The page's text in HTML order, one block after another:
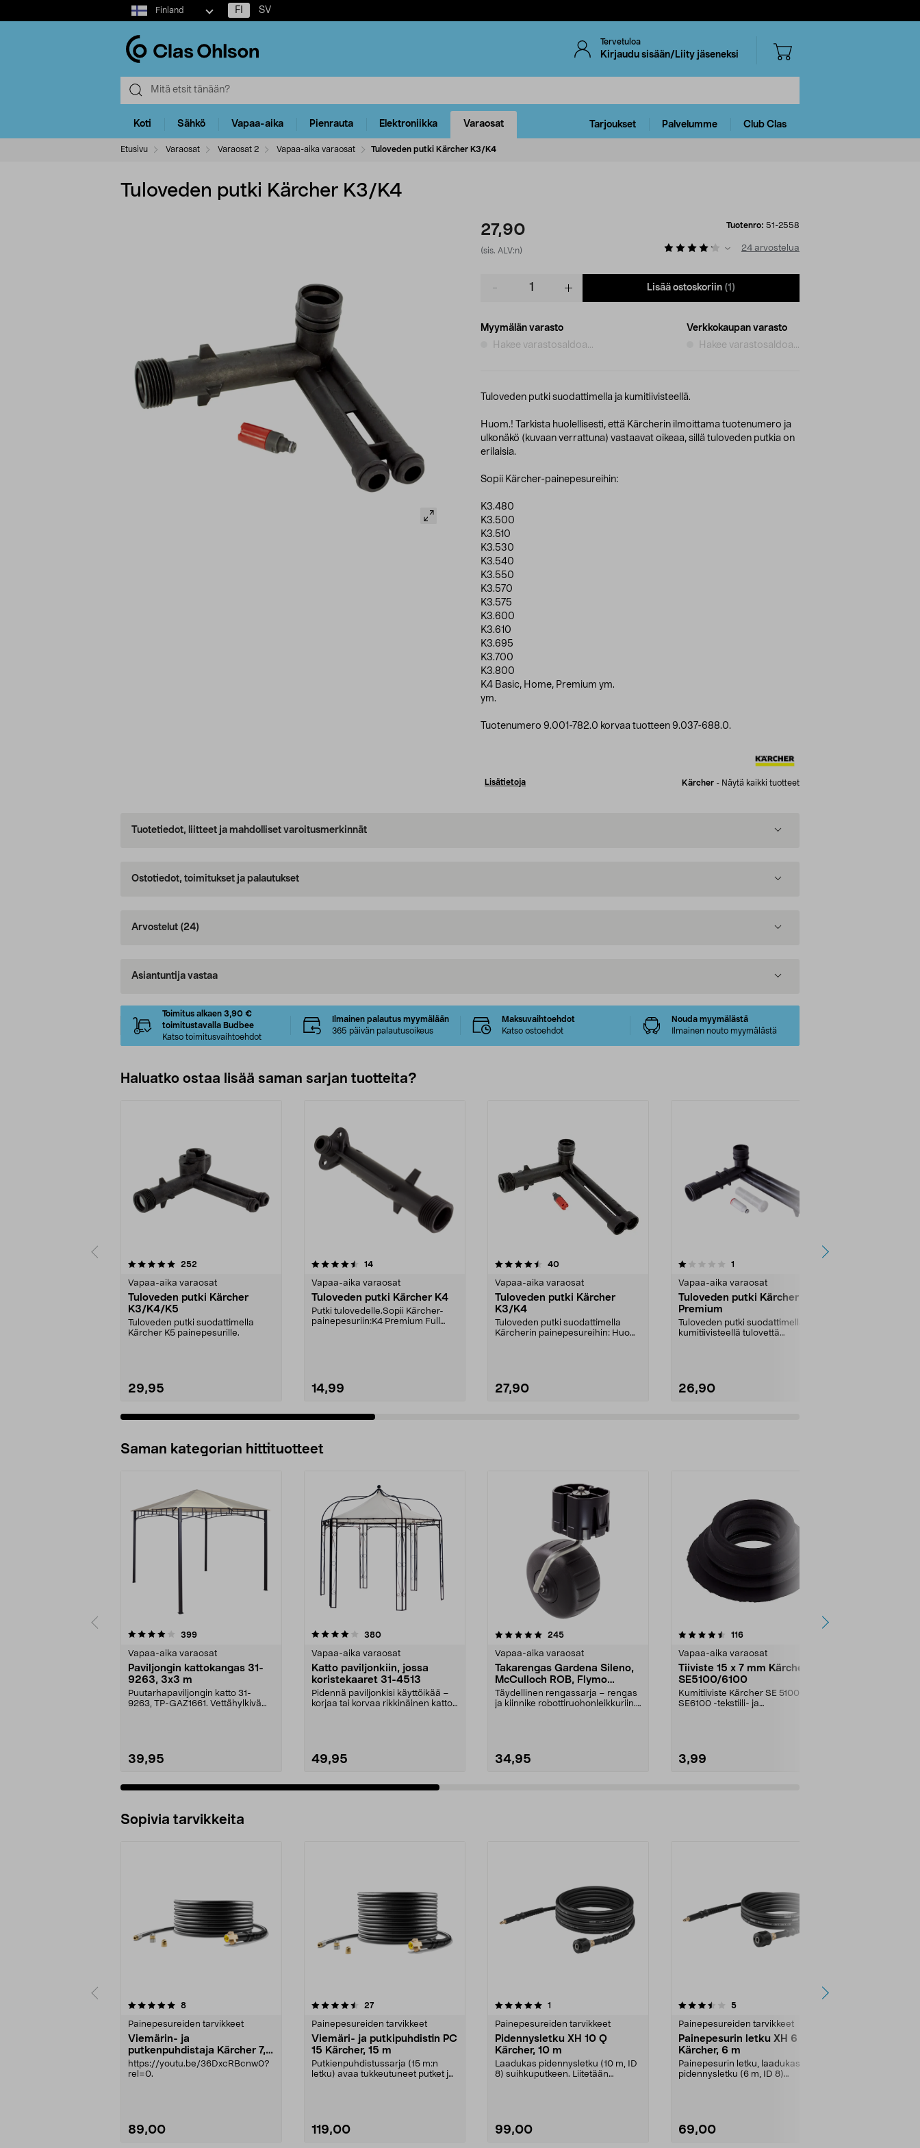
Select
market
Finland FI SV
Tervetuloa
Kirjaudu sisään/Liity jäseneksi
Koti Sähkö Vapaa-aika Pienrauta Elektroniikka Varaosat Tarjoukset Palvelumme Club Clas
Etusivu Varaosat Varaosat 2 Vapaa-aika varaosat Tuloveden putki Kärcher K3/K4
Tuloveden putki Kärcher K3/K4
27,90
(sis. ALV:n)
Tuotenro: 51-2558
24 arvostelua
Lisää ostoskoriin (1)
Myymälän varasto
Hakee varastosaldoa...
Verkkokaupan varasto
Hakee varastosaldoa...
Tuloveden putki suodattimella ja kumitiivisteellä.
Huom.! Tarkista huolellisesti, että Kärcherin ilmoittama tuotenumero ja
ulkonäkö (kuvaan verrattuna) vastaavat oikeaa, sillä tuloveden putkia on
erilaisia.
Sopii Kärcher-painepesureihin:
K3.480
K3.500
K3.510
K3.530
K3.540
K3.550
K3.570
K3.575
K3.600
K3.610
K3.695
K3.700
K3.800
K4 Basic, Home, Premium ym.
ym.
Tuotenumero 9.001-782.0 korvaa tuotteen 9.037-688.0.
Lisätietoja Kärcher - Näytä kaikki tuotteet
Tuotetiedot, liitteet ja mahdolliset varoitusmerkinnät
Ostotiedot, toimitukset ja palautukset
Arvostelut (24)
Asiantuntija vastaa
Toimitus alkaen 3,90 €
toimitustavalla Budbee
Katso toimitusvaihtoehdot
Ilmainen palautus myymälään
365 päivän palautusoikeus
Maksuvaihtoehdot
Katso ostoehdot
Nouda myymälästä
Ilmainen nouto myymälästä
Haluatko ostaa lisää saman sarjan tuotteita?
252
Vapaa-aika varaosat
Tuloveden putki Kärcher
K3/K4/K5
Tuloveden putki suodattimella
Kärcher K5 painepesurille.
29,95
4.5viidestä
14arvostelut
Vapaa-aika varaosat
Tuloveden putki Kärcher K4
Putki tulovedelle.Sopii Kärcher-
painepesuriin:K4 Premium Full
14,99
4.5viidestä
40arvostelut
Vapaa-aika varaosat
Tuloveden putki Kärcher
K3/K4
Tuloveden putki suodattimella
Kärcherin painepesureihin: Huom!
27,90
1.0viidestä
1
Vapaa-aika varaosat
Tuloveden putki Kärcher K3
Premium
Tuloveden putki suodattimella ja
kumitiivisteellä tulovettä
26,90
5.0viidestä
Saman kategorian hittituotteet
399arvostelut
Vapaa-aika varaosat
Paviljongin kattokangas 31-
9263, 3x3 m
Puutarhapaviljongin katto 31-
9263, TP-GAZ1661. Vettähylkivä
39,95
4.0 viidestä
380arvostelut
Vapaa-aika varaosat
Katto paviljonkiin, jossa
koristekaaret 31-4513
Pidennä paviljonkisi käyttöikää –
korjaa tai korvaa rikkinäinen katto.
49,95
5.0 viidestä
245arvostelut
Vapaa-aika varaosat
Takarengas Gardena Sileno,
McCulloch ROB, Flymo
Easilife
Täydellinen rengassarja – rengas
ja kiinnike robottiruohonleikkuriin.
34,95
4.5 viidestä
116arvostelut
Vapaa-aika varaosat
Tiiviste 15 x 7 mm Kärcher
SE5100/6100
Kumitiiviste Kärcher SE 5100- ja
SE6100 -tekstiili- ja
3,99
4.5 viidestä
Sopivia tarvikkeita
8arvostelut
Painepesureiden tarvikkeet
Viemärin- ja
putkenpuhdistaja Kärcher 7,5
m
https://youtu.be/36DxcRBcnw0?
rel=0.
89,00
4.5viidestä
27arvostelut
Painepesureiden tarvikkeet
Viemäri- ja putkipuhdistin PC
15 Kärcher, 15 m
Putkienpuhdistussarja (15 m:n
letku) avaa tukkeutuneet putket ja
119,00
5.0viidestä
1
Painepesureiden tarvikkeet
Pidennysletku XH 10 Q
Kärcher, 10 m
Laadukas pidennysletku (10 m, ID
8) suihkuputkeen. Liitetään
99,00
3.5viidestä
5arvostelut
Painepesureiden tarvikkeet
Painepesurin letku XH 6 Q
Kärcher, 6 m
Painepesurin letku, laadukas
pidennysletku (6 m, ID 8)
69,00
4.5viidestä